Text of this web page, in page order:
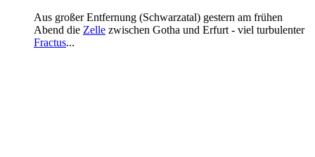
Aus großer Entfernung (Schwarzatal) gestern am frühen
Abend die Zelle zwischen Gotha und Erfurt - viel turbulenter
Fractus...